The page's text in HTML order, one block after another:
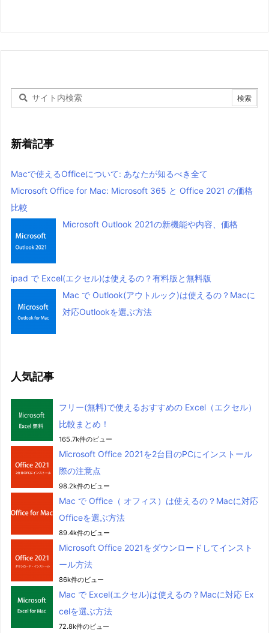
新着記事
Macで使えるOfficeについて: あなたが知るべき全て
Microsoft Office for Mac: Microsoft 365 と Office 2021 の価格
比較
Microsoft Outlook 2021の新機能や内容、価格
ipad で Excel(エクセル)は使えるの？有料版と無料版
Mac で Outlook(アウトルック)は使えるの？Macに
対応Outlookを選ぶ方法
人気記事
フリー(無料)で使えるおすすめの Excel（エクセル）
比較まとめ！
165.7k件のビュー
Microsoft Office 2021を2台目のPCにインストール
際の注意点
98.2k件のビュー
Mac で Office（ オフィス）は使えるの？Macに対応
Officeを選ぶ方法
89.4k件のビュー
Microsoft Office 2021をダウンロードしてインスト
ール方法
86k件のビュー
Mac で Excel(エクセル)は使えるの？Macに対応 Ex
celを選ぶ方法
72.8k件のビュー